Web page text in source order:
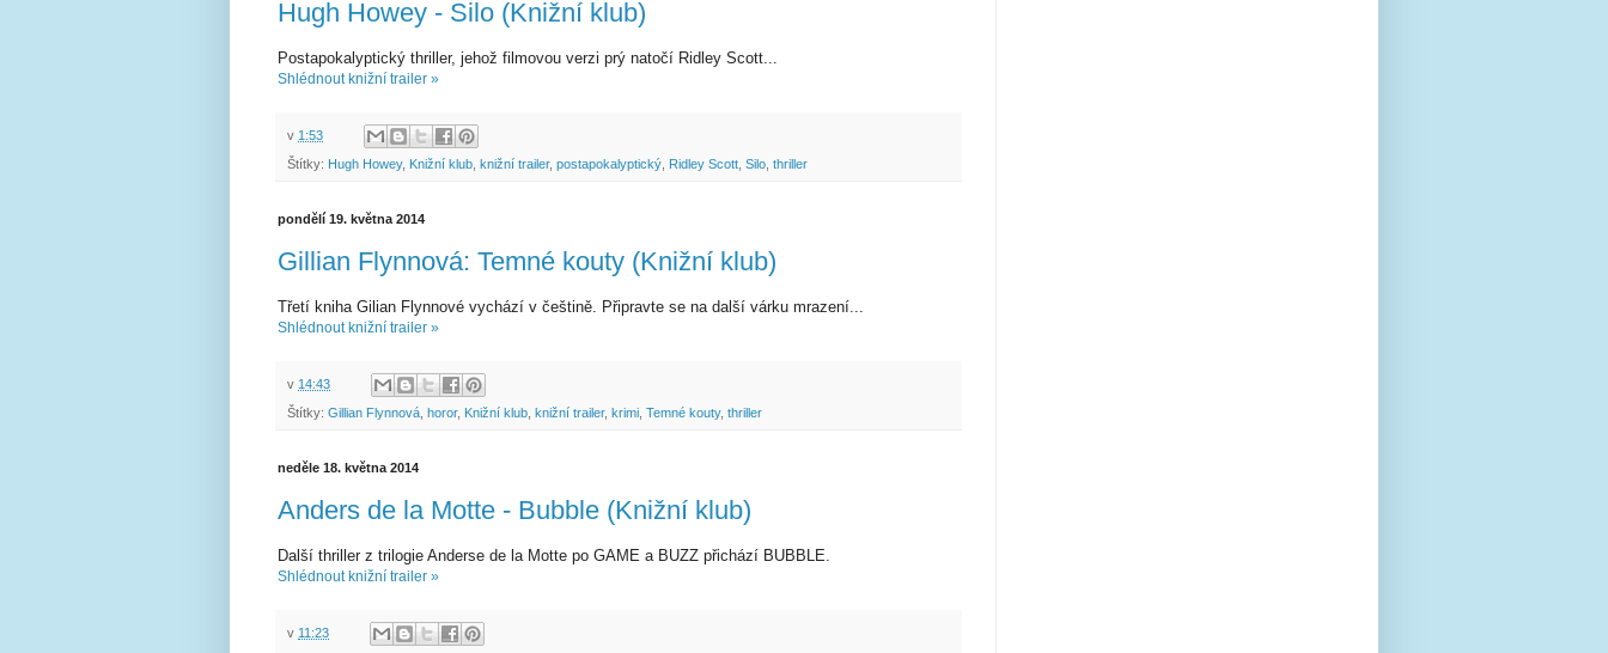
Hugh Howey - Silo (Knižní klub)
Postapokalyptický thriller, jehož filmovou verzi prý natočí Ridley Scott...
Shlédnout knižní trailer »
v 1:53
Štítky: Hugh Howey, Knižní klub knižní trailer, postapokalyptický Ridley Scott Silo thriller
pondělí 19. května 2014
Gillian Flynnová: Temné kouty (Knižní klub)
Třetí kniha Gilian Flynnové vychází v češtině. Připravte se na další várku mrazení...
Shlédnout knižní trailer »
v 14:43
Štítky: Gillian Flynnová horor, Knižní klub knižní trailer, krimi Temné kouty, thriller
neděle 18. května 2014
Anders de la Motte - Bubble (Knižní klub)
Další thriller z trilogie Anderse de la Motte po GAME a BUZZ přichází BUBBLE.
Shlédnout knižní trailer »
v 11:23